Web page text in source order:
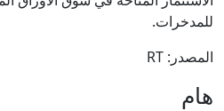
للمدخرات.
المصدر: RT
هام